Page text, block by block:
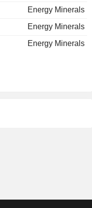
Energy Minerals
Energy Minerals
Energy Minerals